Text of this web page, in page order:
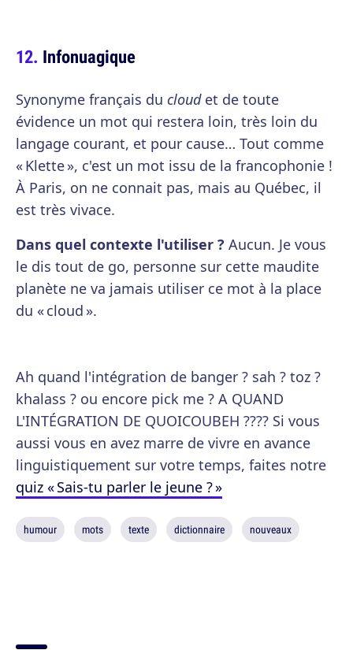
Infonuagique
Synonyme français du cloudet de toute
évidence un mot qui restera loin, très loin du
langage courant, et pour cause… Tout comme
« Klette », c'est un mot issu de la francophonie !
À Paris, on ne connait pas, mais au Québec, il
est très vivace.
Dans quel contexte l'utiliser ? Aucun. Je vous
le dis tout de go, personne sur cette maudite
planète ne va jamais utiliser ce mot à la place
du « cloud ».
Ah quand l'intégration de banger ? sah ? toz ?
khalass ? ou encore pick me ? A QUAND
L'INTÉGRATION DE QUOICOUBEH ???? Si vous
aussi vous en avez marre de vivre en avance
linguistiquement sur votre temps, faites notre
quiz « Sais-tu parler le jeune ? »
humour mots texte dictionnaire nouveaux